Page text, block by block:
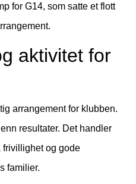
for G14, som satte et flott
aktivitet for
arrangement for klubben.
resultater. Det handler
og gode
familier.